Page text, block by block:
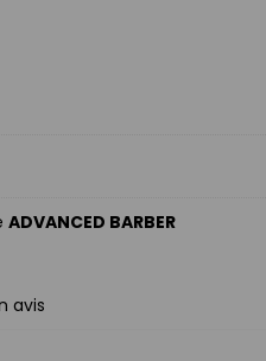
ADVANCED BARBER
avis